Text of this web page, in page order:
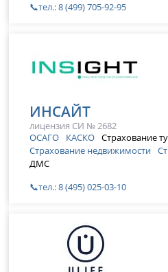
📞тел.: 8 (499) 705-92-95
ИНСАЙТ
лицензия СИ № 2682
ОСАГО
КАСКО Страхование
Страхование недвижимости
ДМС
📞тел.: 8 (495) 025-03-10